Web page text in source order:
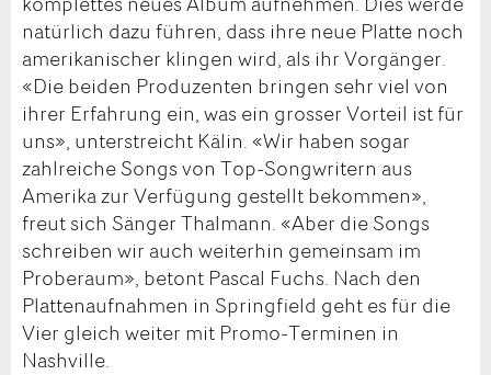
natürlich dazu führen, dass ihre neue Platte noch
amerikanischer klingen wird, als ihr Vorgänger.
«Die beiden Produzenten bringen sehr viel von
ihrer Erfahrung ein, was ein grosser Vorteil ist für
uns», unterstreicht Kälin. «Wir haben sogar
zahlreiche Songs von Top-Songwritern aus
Amerika zur Verfügung gestellt bekommen»,
freut sich Sänger Thalmann. «Aber die Songs
schreiben wir auch weiterhin gemeinsam im
Proberaum», betont Pascal Fuchs. Nach den
Plattenaufnahmen in Springfield geht es für die
Vier gleich weiter mit Promo-Terminen in
Nashville.